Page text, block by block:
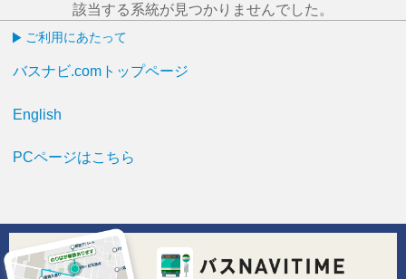
該当する系統が見つかりませんでした。
ご利用にあたって
バスナビ.comトップページ
English
PCページはこちら